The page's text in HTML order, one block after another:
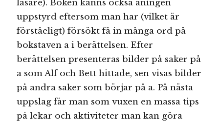
läsare). Boken känns också aningen
uppstyrd eftersom man har (vilket är
förståeligt) försökt få in många ord på
bokstaven a i berättelsen. Efter
berättelsen presenteras bilder på saker på
a som Alf och Bett hittade, sen visas bilder
på andra saker som börjar på a. På nästa
uppslag får man som vuxen en massa tips
på lekar och aktiviteter man kan göra